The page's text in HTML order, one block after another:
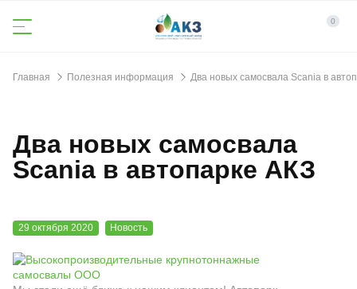
0
Главная Полезная информация Два новых самосвала Scania в
Два новых самосвала
Scania в автопарке АКЗ
29 октября 2020 Новость